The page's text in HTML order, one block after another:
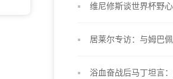
维尼修斯谈世界杯野
居莱尔专访：与姆巴
浴血奋战后马丁坦言